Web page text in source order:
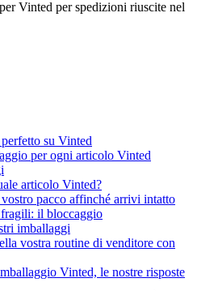
su Vinted
per ogni articolo Vinted
articolo Vinted?
pacco affinché arrivi intatto
il bloccaggio
imballaggi
vostra routine di venditore con
Vinted, le nostre risposte